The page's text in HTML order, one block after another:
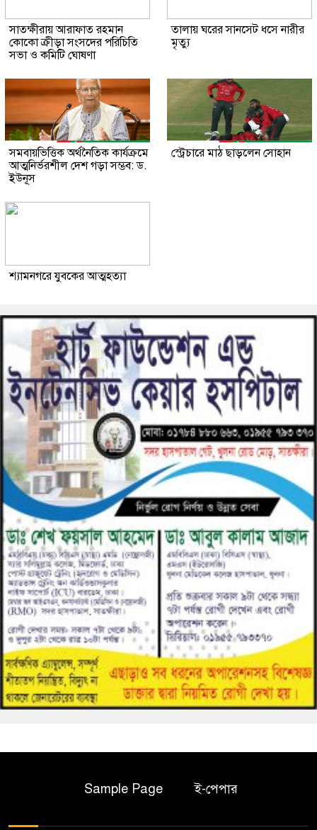
সাতক্ষীরায় আরাফাত রহমান
কোকো ক্রীড়া সংসদের পরিচিতি
সভা ও কমিটি ঘোষণা
তালায় ঘরের সানসেট ধসে নারীর
মৃত্যু
সমবায়ভিত্তিক অর্থনৈতিক কার্যক্রমে
আত্মনির্ভরশীল দেশ গড়া সম্ভব: ড.
ইউনূস
স্ট্রেচারে মাঠ ছাড়লেন সোহান
শ্যামনগরে যুবকের আত্মহত্যা
Sample Page ই-পেপার